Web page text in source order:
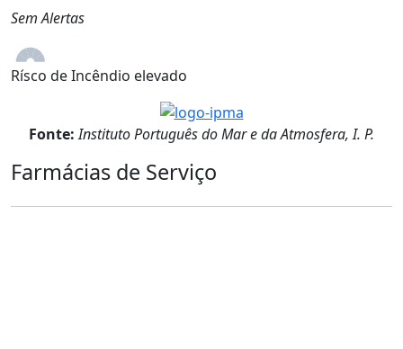
Sem Alertas
Rísco de Incêndio elevado
Fonte: Instituto Português do Mar e da Atmosfera, I. P.
Farmácias de Serviço